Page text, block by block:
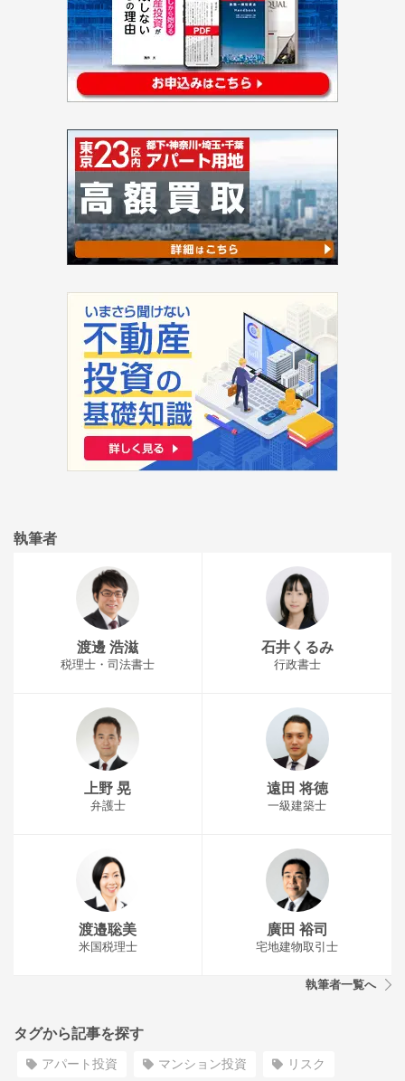
執筆者
渡邊 浩滋
税理士・司法書士
石井くるみ
行政書士
上野 晃
弁護士
遠田 将徳
一級建築士
渡邉聡美
米国税理士
廣田 裕司
宅地建物取引士
執筆者一覧へ
タグから記事を探す
アパート投資 マンション投資 リスク